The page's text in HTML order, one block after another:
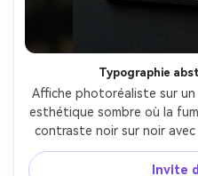
Typographie
Affiche photoréaliste sur
esthétique sombre où la
contraste noir sur noir
sous-texte minimal, mise
douce, texture papier Invite